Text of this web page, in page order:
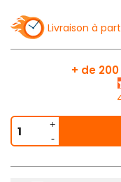
Livraison à
+ de